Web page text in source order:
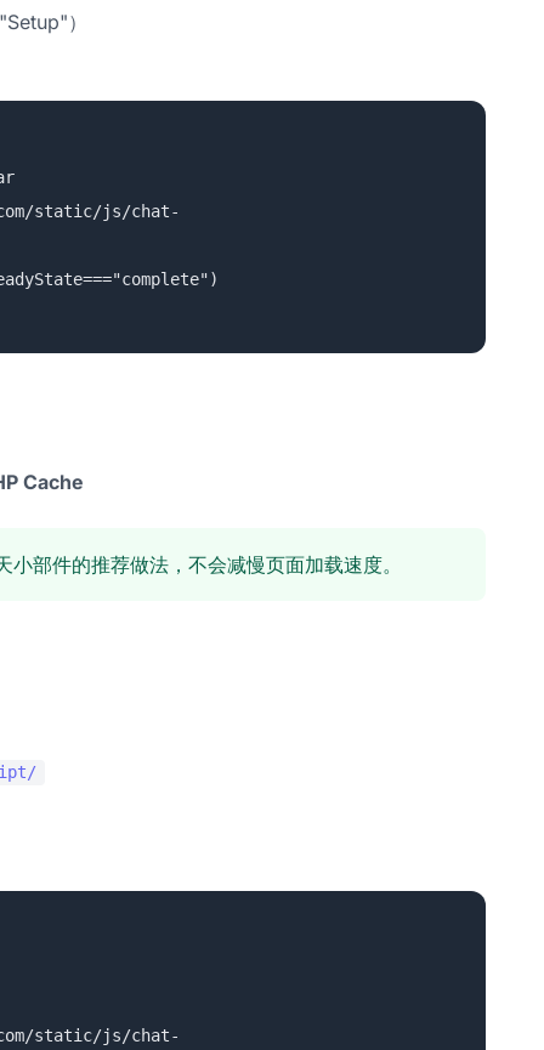
）
static/js/chat-
Cache
小部件的推荐做法，不会减慢页面加载速度。
static/js/chat-